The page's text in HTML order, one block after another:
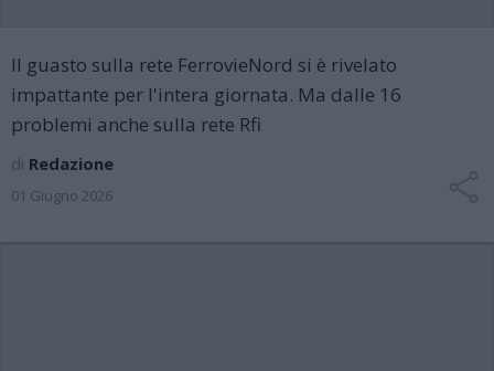
Il guasto sulla rete FerrovieNord si è rivelato
impattante per l'intera giornata. Ma dalle 16
problemi anche sulla rete Rfi
di Redazione
01 Giugno 2026